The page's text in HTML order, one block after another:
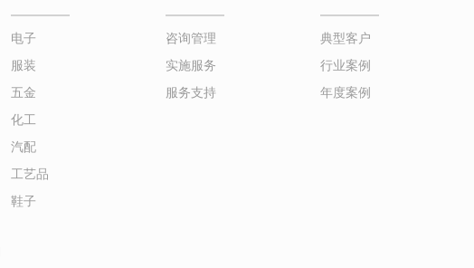
电子
服装
五金
化工
汽配
工艺品
鞋子
咨询管理
实施服务
服务支持
典型客户
行业案例
年度案例